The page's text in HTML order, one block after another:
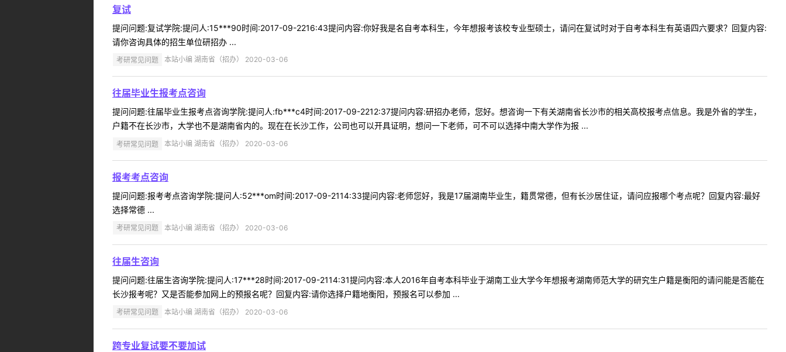
复试
提问问题:复试学院:提问人:15***90时间:2017-09-2216:43提问内容:你好我是名自考本科生，今年想报考该校专业型硕士，请问在复试时对于自考本科生有英语四六要求？回复内容:
请你咨询具体的招生单位研招办 ...
考研常见问题 本站小编 湖南省（招办） 2020-03-06
往届毕业生报考点咨询
提问问题:往届毕业生报考点咨询学院:提问人:fb***c4时间:2017-09-2212:37提问内容:研招办老师，您好。想咨询一下有关湖南省长沙市的相关高校报考点信息。我是外省的学生，
户籍不在长沙市，大学也不是湖南省内的。现在在长沙工作，公司也可以开具证明，想问一下老师，可不可以选择中南大学作为报 ...
考研常见问题 本站小编 湖南省（招办） 2020-03-06
报考考点咨询
提问问题:报考考点咨询学院:提问人:52***om时间:2017-09-2114:33提问内容:老师您好，我是17届湖南毕业生，籍贯常德，但有长沙居住证，请问应报哪个考点呢？回复内容:最好
选择常德 ...
考研常见问题 本站小编 湖南省（招办） 2020-03-06
往届生咨询
提问问题:往届生咨询学院:提问人:17***28时间:2017-09-2114:31提问内容:本人2016年自考本科毕业于湖南工业大学今年想报考湖南师范大学的研究生户籍是衡阳的请问能是否能在
长沙报考呢？又是否能参加网上的预报名呢？回复内容:请你选择户籍地衡阳，预报名可以参加 ...
考研常见问题 本站小编 湖南省（招办） 2020-03-06
跨专业复试要不要加试